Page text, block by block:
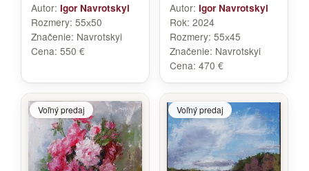
Autor: Igor Navrotskyi
Rozmery: 55х50
Značenie: Navrotskyi
Cena: 550 €
Autor: Igor Navrotskyi
Rok: 2024
Rozmery: 55х45
Značenie: Navrotskyi
Cena: 470 €
Voľný predaj Voľný predaj